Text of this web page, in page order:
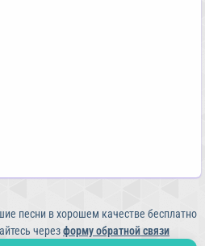
песни в хорошем качестве бесплатно
черезформу обратной связи